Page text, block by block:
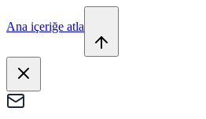
Ana içeriğe atla